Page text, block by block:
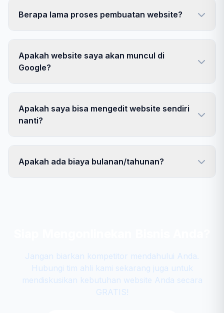
Berapa lama proses pembuatan website?
Apakah website saya akan muncul di
Google?
Apakah saya bisa mengedit website sendiri
nanti?
Apakah ada biaya bulanan/tahunan?
Jangan biarkan kompetitor mendahului Anda.
Hubungi tim ahli kami sekarang juga untuk
mendiskusikan kebutuhan website Anda secara
GRATIS!